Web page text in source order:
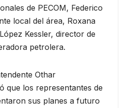
de PECOM, Federico
local del área, Roxana
Kessler, director de
petrolera.
Othar
que los representantes de
sus planes a futuro